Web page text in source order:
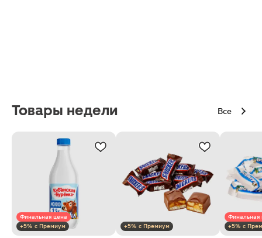
Товары недели Все
Финальная цена
+5% с Премиум
+5% с Премиум
Финальная
+5% с